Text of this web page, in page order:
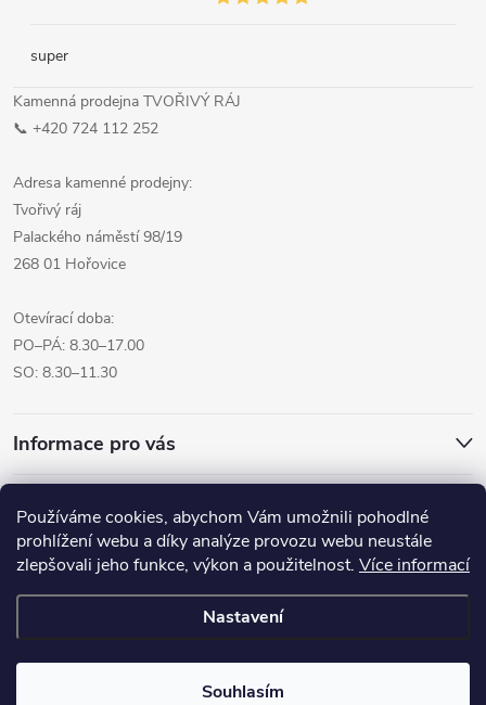
Používáme cookies, abychom Vám umožnili pohodlné
prohlížení webu a díky analýze provozu webu neustále
zlepšovali jeho funkce, výkon a použitelnost. Více informací
Nastavení
Souhlasím
super
Kamenná prodejna TVOŘIVÝ RÁJ
📞 +420 724 112 252
Adresa kamenné prodejny:
Tvořivý ráj
Palackého náměstí 98/19
268 01 Hořovice
Otevírací doba:
PO–PÁ: 8.30–17.00
SO: 8.30–11.30
Informace pro vás
Přijímáme online platby
vyhrazena.